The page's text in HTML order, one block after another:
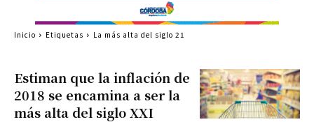
Estiman que la inflación de
2018 se encamina a ser la
más alta del siglo XXI
Inicio Etiquetas La más alta del siglo 21